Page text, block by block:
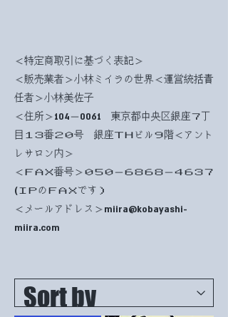
＜特定商取引に基づく表記＞
＜販売業者＞小林ミイラの世界＜運営統括責
任者＞小林美佐子
＜住所＞104－0061 東京都中央区銀座７丁
目１３番２０号 銀座ＴＨビル９階＜アント
レサロン内＞
​＜ＦＡＸ番号＞０５０－６８６８－４６３７
(ＩＰのＦＡＸです）
＜メールアドレス＞miira@kobayashi-
miira.com